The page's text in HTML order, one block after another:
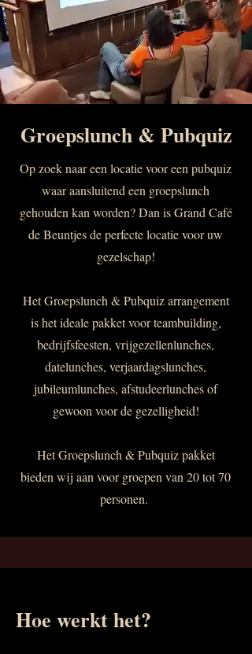
Groepslunch & Pubquiz
Op zoek naar een locatie voor een pubquiz
waar aansluitend een groepslunch
gehouden kan worden? Dan is Grand Café
de Beuntjes de perfecte locatie voor uw
gezelschap!
Het Groepslunch & Pubquiz arrangement
is het ideale pakket voor teambuilding,
bedrijfsfeesten, vrijgezellenlunches,
datelunches, verjaardagslunches,
jubileumlunches, afstudeerlunches of
gewoon voor de gezelligheid!
Het Groepslunch & Pubquiz pakket
bieden wij aan voor groepen van 20 tot 70
personen. ​​
Hoe werkt het?